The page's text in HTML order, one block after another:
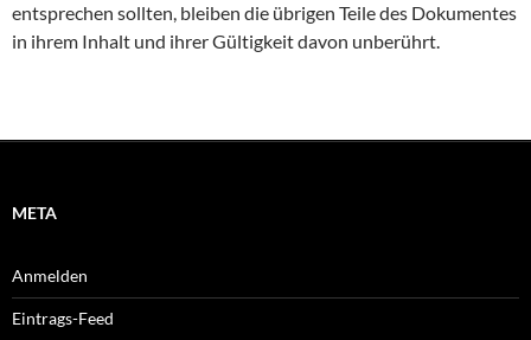
entsprechen sollten, bleiben die übrigen Teile des Dokumentes
in ihrem Inhalt und ihrer Gültigkeit davon unberührt.
META
Anmelden
Eintrags-Feed